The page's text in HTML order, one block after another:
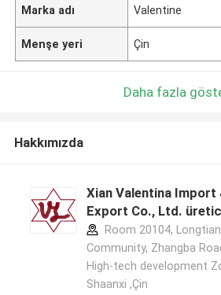
Marka adı Valentine
Menşe yeri Çin
Daha fazla
Hakkımızda
Xian Valentina Import
Export Co., Ltd.
Room 20104,
Community, Zhangba
High-tech development
Shaanxi ,Çin